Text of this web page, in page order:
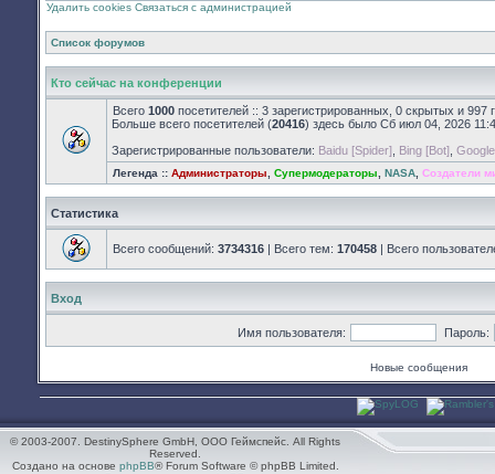
Удалить cookies Связаться с администрацией
Список форумов
Кто сейчас на конференции
Всего 1000 посетителей :: 3 зарегистрированных, 0 скрытых и 997
Больше всего посетителей (20416) здесь было Сб июл 04, 2026
Зарегистрированные пользователи: Baidu [Spider] Bing [Bot]
Легенда :: Администраторы Супермодераторы NASA Создатели
Статистика
Всего сообщений: 3734316 | Всего тем: 170458 | Всего
Вход
Имя пользователя: Пароль:
Новые сообщения
© 2003-2007. DestinySphere GmbH, ООО Геймспейс. All Rights
Reserved.
Создано на основе phpBB® Forum Software © phpBB Limited.